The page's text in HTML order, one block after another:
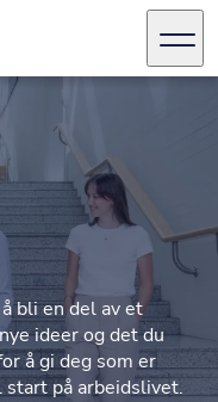
bli en del av et
ideer og det du
å gi deg som er
på arbeidslivet.